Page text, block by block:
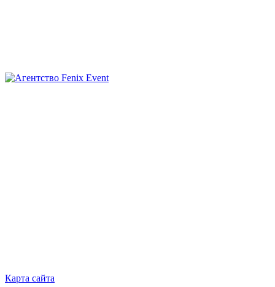
Агентство
Карта сайта